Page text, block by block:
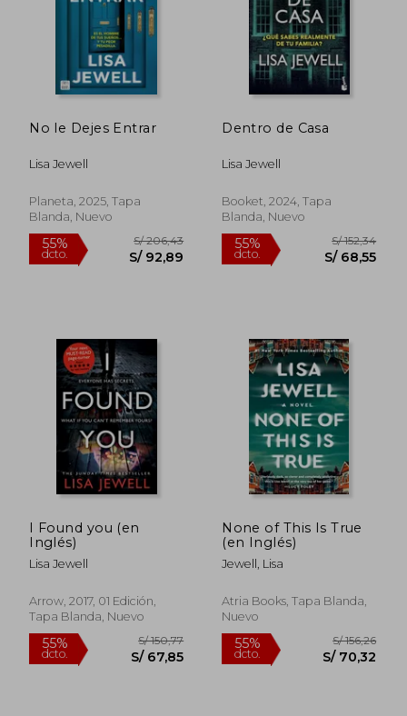
dcto. dcto.
No le Dejes Entrar
Lisa Jewell
Planeta, 2025, Tapa
Blanda, Nuevo
55%
dcto. S/ 92,89
Dentro de Casa
Lisa Jewell
Booket, 2024, Tapa
Blanda, Nuevo
55%
dcto. S/
I Found you (en
Inglés)
Lisa Jewell
Arrow, 2017, 01 Edición,
Tapa Blanda, Nuevo
None of This Is True
(en Inglés)
Jewell, Lisa
Atria Books, Tapa Blanda,
Nuevo